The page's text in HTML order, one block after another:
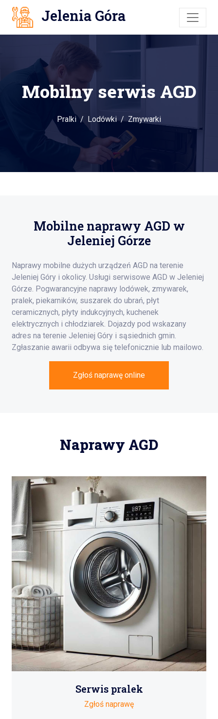
Jelenia Góra
Mobilny serwis AGD
Pralki Lodówki Zmywarki
Mobilne naprawy AGD w
Jeleniej Górze
Naprawy mobilne dużych urządzeń AGD na terenie
Jeleniej Góry i okolicy. Usługi serwisowe AGD w Jeleniej
Górze. Pogwarancyjne naprawy lodówek, zmywarek,
pralek, piekarników, suszarek do ubrań, płyt
ceramicznych, płyty indukcyjnych, kuchenek
elektrycznych i chłodziarek. Dojazdy pod wskazany
adres na terenie Jeleniej Góry i sąsiednich gmin.
Zgłaszanie awarii odbywa się telefonicznie lub mailowo.
Zgłoś naprawę online
Naprawy AGD
Serwis pralek
Zgłoś naprawę